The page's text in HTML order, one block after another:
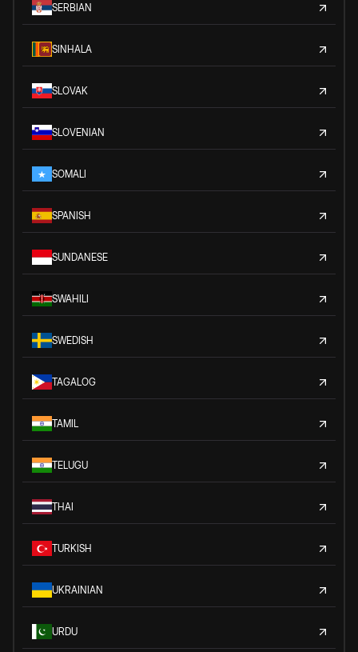
SERBIAN
SINHALA
SLOVAK
SLOVENIAN
SOMALI
SPANISH
SUNDANESE
SWAHILI
SWEDISH
TAGALOG
TAMIL
TELUGU
THAI
TURKISH
UKRAINIAN
URDU